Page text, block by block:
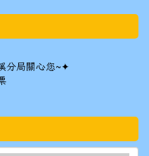
分局關心您~✦